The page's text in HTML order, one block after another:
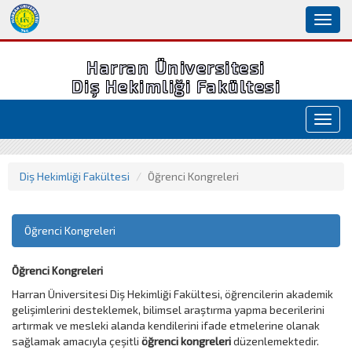
Harran Üniversitesi
Diş Hekimliği Fakültesi
Diş Hekimliği Fakültesi Öğrenci Kongreleri
Öğrenci Kongreleri
Öğrenci Kongreleri
Harran Üniversitesi Diş Hekimliği Fakültesi, öğrencilerin akademik
gelişimlerini desteklemek, bilimsel araştırma yapma becerilerini
artırmak ve mesleki alanda kendilerini ifade etmelerine olanak
sağlamak amacıyla çeşitli öğrenci kongreleridüzenlemektedir.